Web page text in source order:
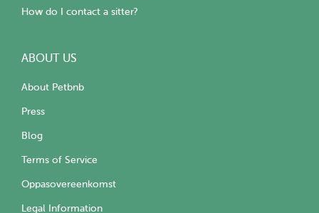
How do I contact a sitter?
ABOUT US
About Petbnb
Press
Blog
Terms of Service
Oppasovereenkomst
Legal Information